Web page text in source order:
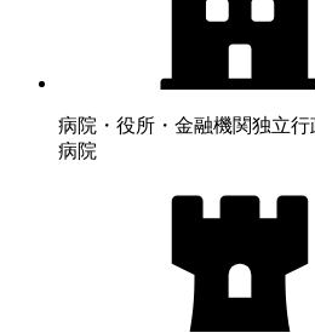
病院・役所・金融機関独立行
病院